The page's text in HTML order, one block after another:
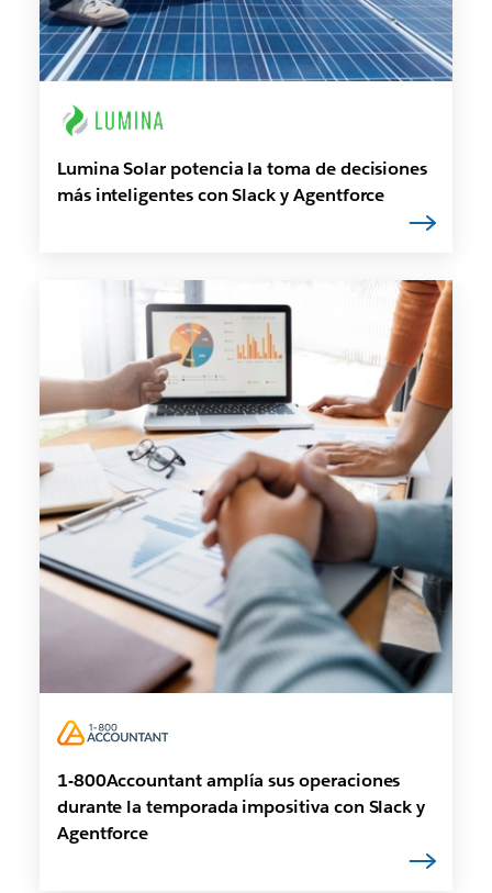
Lumina Solar potencia la toma de decisiones
más inteligentes con Slack y Agentforce
1-800Accountant amplía sus operaciones
durante la temporada impositiva con Slack y
Agentforce